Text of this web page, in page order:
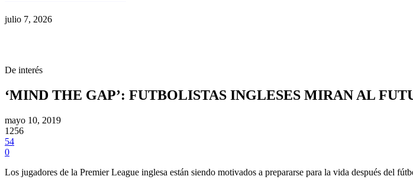
julio 7, 2026
De interés
‘MIND THE GAP’: FUTBOLISTAS INGLESES MIRAN AL
mayo 10, 2019
1256
54
0
Los jugadores de la Premier League inglesa están siendo motivados a prepararse para la vida después del